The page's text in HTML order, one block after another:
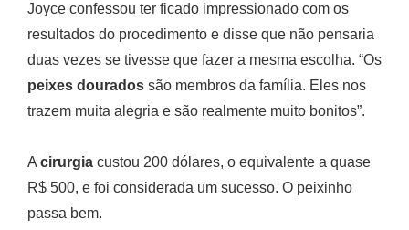
Joyce confessou ter ficado impressionado com os
resultados do procedimento e disse que não pensaria
duas vezes se tivesse que fazer a mesma escolha. “Os
peixes dourados são membros da família. Eles nos
trazem muita alegria e são realmente muito bonitos”.
A cirurgia custou 200 dólares, o equivalente a quase
R$ 500, e foi considerada um sucesso. O peixinho
passa bem.